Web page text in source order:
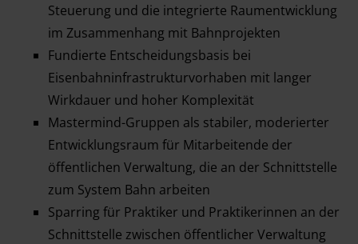
Steuerung und die integrierte Raumentwicklung
im Zusammenhang mit Bahnprojekten
Fundierte Entscheidungsbasis bei
Eisenbahninfrastrukturvorhaben mit langer
Wirkdauer und hoher Komplexität
Mastermind-Gruppen als stabiler, moderierter
Entwicklungsraum für Mitarbeitende der
öffentlichen Verwaltung, die an der Schnittstelle
zum System Bahn arbeiten
Sparring für Praktiker und Praktikerinnen an der
Schnittstelle zwischen öffentlicher Verwaltung